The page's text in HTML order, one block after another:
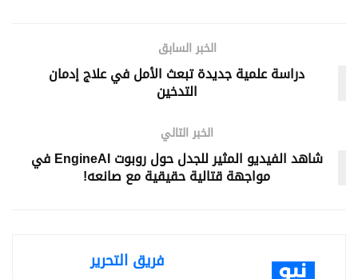
الخبر السابق
دراسة علمية جديدة تبعث الأمل في علاج إدمان
التدخين
الخبر التالي
شاهد الفيديو المثير للجدل حول روبوت EngineAI في
مواجهة قتالية حقيقية مع صانعه!
فريق التحرير